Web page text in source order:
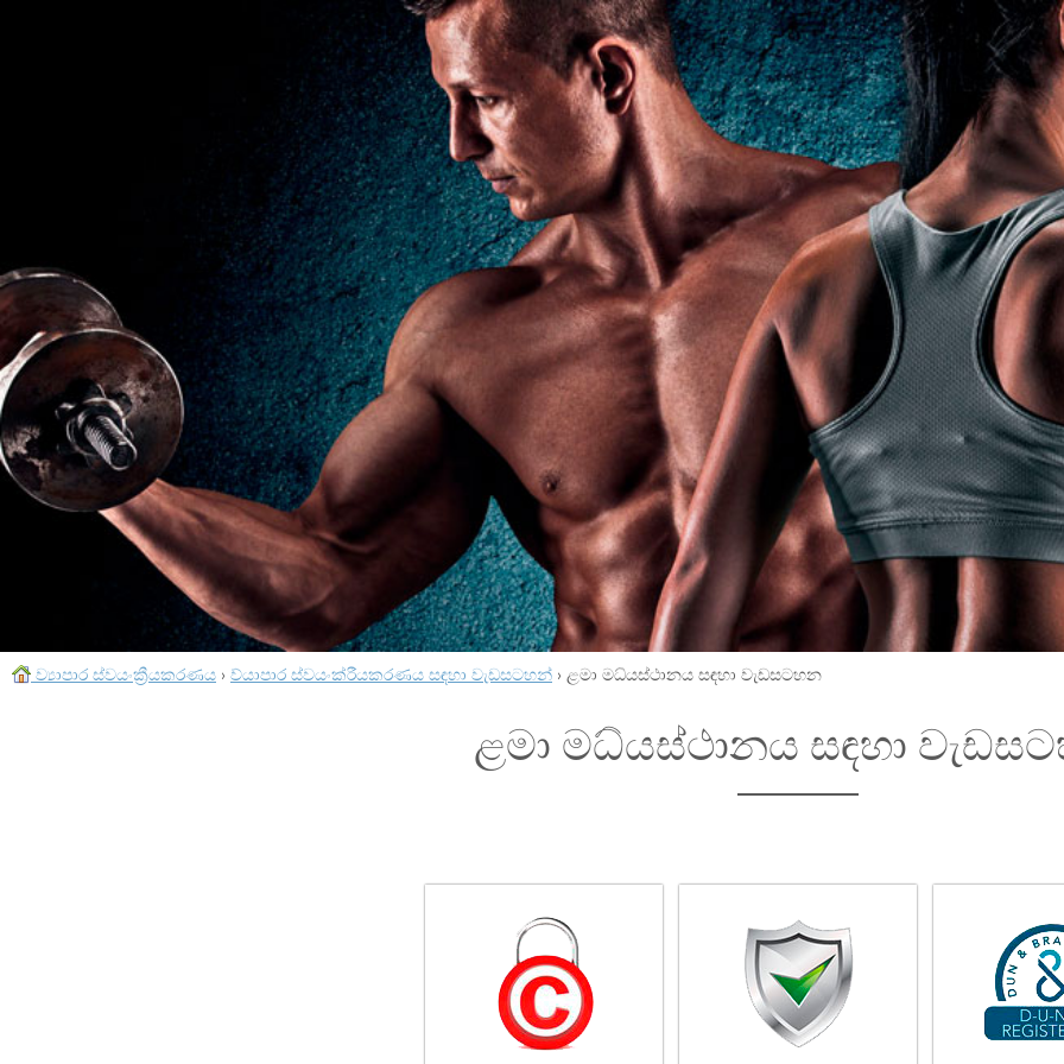
ව්‍යාපාර ස්වයංක්‍රීයකරණය › ව්යාපාර ස්වයංක්රීයකරණය සඳහා වැඩසටහන් › ළමා මධ්යස්ථානය සඳහා වැඩසටහන
ළමා මධ්යස්ථානය සඳහා